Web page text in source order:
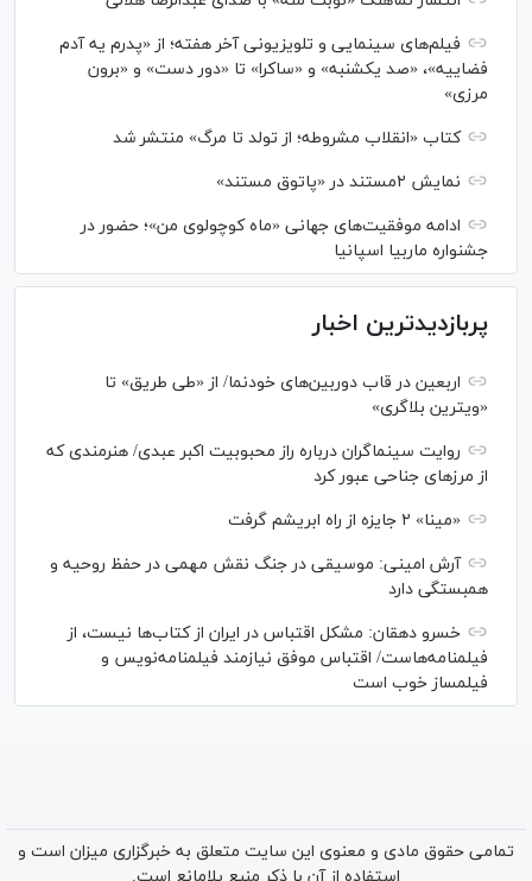
فیلم‌های سینمایی و تلویزیونی آخر هفته؛ از «پدرم یه آدم
فضاییه»، «صد یکشنبه» و «ساکرا» تا «دور دست» و «برون
مرزی»
کتاب «انقلاب مشروطه؛ از تولد تا مرگ» منتشر شد
نمایش ۲مستند در «پاتوق مستند»
ادامه موفقیت‌های جهانی «ماه کوچولوی من»؛ حضور در
جشنواره ماربیا اسپانیا
پربازدیدترین اخبار
اربعین در قاب دوربین‌های خودنما/ از «طی طریق» تا
«ویترین بلاگری»
روایت سینماگران درباره راز محبوبیت اکبر عبدی/ هنرمندی که
از مرزهای جناحی عبور کرد
«مینا» ۲ جایزه از راه ابریشم گرفت
آرش امینی: موسیقی در جنگ نقش مهمی در حفظ روحیه و
همبستگی دارد
خسرو دهقان: مشکل اقتباس در ایران از کتاب‌ها نیست، از
فیلمنامه‌هاست/ اقتباس موفق نیازمند فیلمنامه‌نویس و
فیلمساز خوب است
تمامی حقوق مادی و معنوی این سایت متعلق به خبرگزاری میزان است و
استفاده از آن با ذکر منبع بلامانع است.